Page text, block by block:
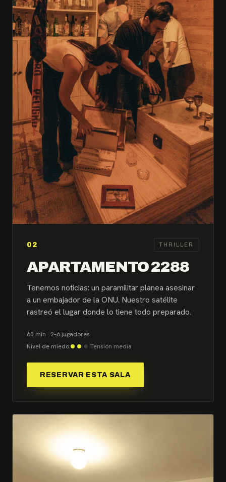
02 THRILLER
APARTAMENTO 2288
Tenemos noticias: un paramilitar planea asesinar
a un embajador de la ONU. Nuestro satélite
rastreó el lugar donde lo tiene todo preparado.
60 min · 2–6 jugadores
Nivel de miedo:
Tensión media
RESERVAR ESTA SALA